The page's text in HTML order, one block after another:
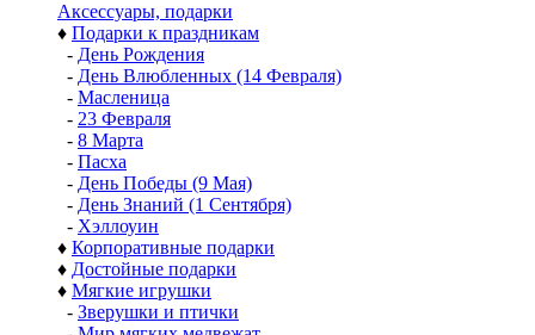
Аксессуары, подарки
♦ Подарки к праздникам
- День Рождения
- День Влюбленных (14 Февраля)
- Масленица
- 23 Февраля
- 8 Марта
- Пасха
- День Победы (9 Мая)
- День Знаний (1 Сентября)
- Хэллоуин
♦ Корпоративные подарки
♦ Достойные подарки
♦ Мягкие игрушки
- Зверушки и птички